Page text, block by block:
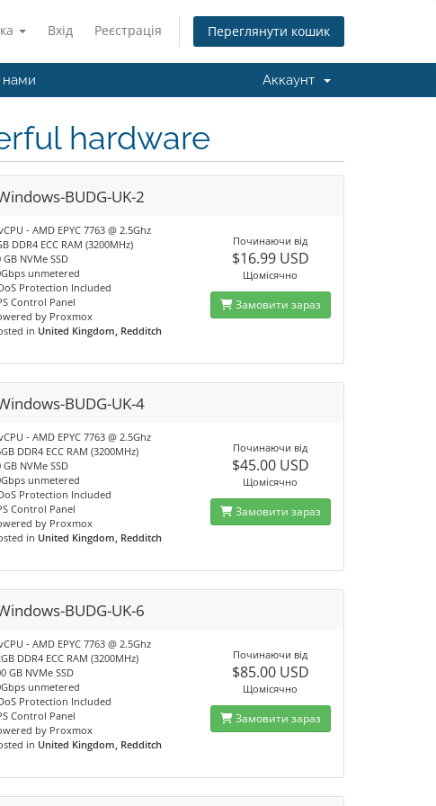
Вхід Реєстрація Переглянути кошик
нами Аккаунт
hardware
BUDG-UK-2
- AMD EPYC 7763 @ 2.5Ghz
DDR4 ECC RAM (3200MHz)
GB NVMe SSD
unmetered
Protection Included
Control Panel
by Proxmox
in United Kingdom, Redditch
Починаючи від
$16.99 USD
Щомісячно
Замовити зараз
BUDG-UK-4
- AMD EPYC 7763 @ 2.5Ghz
DDR4 ECC RAM (3200MHz)
GB NVMe SSD
unmetered
Protection Included
Control Panel
by Proxmox
in United Kingdom, Redditch
Починаючи від
$45.00 USD
Щомісячно
Замовити зараз
BUDG-UK-6
- AMD EPYC 7763 @ 2.5Ghz
DDR4 ECC RAM (3200MHz)
GB NVMe SSD
unmetered
Protection Included
Control Panel
by Proxmox
in United Kingdom, Redditch
Починаючи від
$85.00 USD
Щомісячно
Замовити зараз